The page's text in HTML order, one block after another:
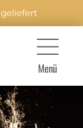
geliefert
Menü